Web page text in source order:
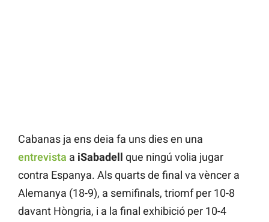
Cabanas ja ens deia fa uns dies en una
entrevista a iSabadell que ningú volia jugar
contra Espanya. Als quarts de final va vèncer a
Alemanya (18-9), a semifinals, triomf per 10-8
davant Hòngria, i a la final exhibició per 10-4